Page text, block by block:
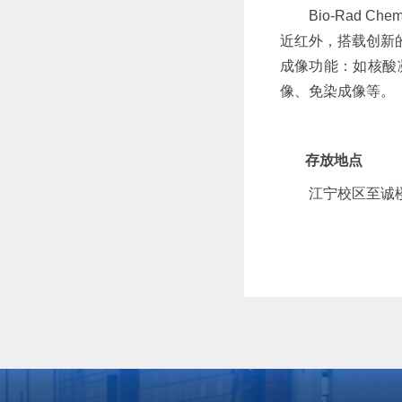
Bio-Rad
近红外，搭载创新
成像功能：如核
像、免染成像等。
存放地点
江宁校区至诚